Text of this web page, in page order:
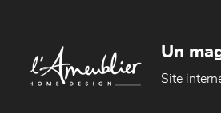
Un
Site